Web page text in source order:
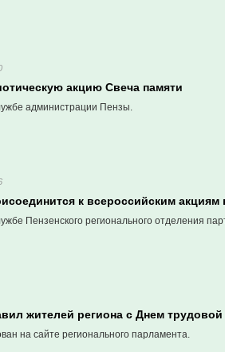
акцию Свеча памяти
администрации Пензы.
к всероссийским
Пензенского регионального отделения
жителей региона с Днем
на сайте регионального парламента.